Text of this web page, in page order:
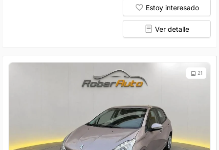
Estoy interesado
Ver detalle
21